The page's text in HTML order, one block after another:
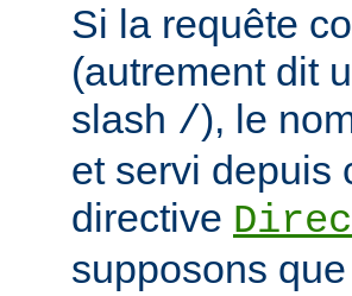
Si la requête
(autrement dit
slash /), le
et servi depuis
directive
supposons que